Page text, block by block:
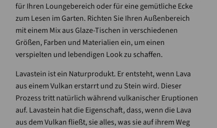
für Ihren Loungebereich oder für eine gemütliche Ecke
zum Lesen im Garten. Richten Sie Ihren Außenbereich
mit einem Mix aus Glaze-Tischen in verschiedenen
Größen, Farben und Materialien ein, um einen
verspielten und lebendigen Look zu schaffen.
Lavastein ist ein Naturprodukt. Er entsteht, wenn Lava
aus einem Vulkan erstarrt und zu Stein wird. Dieser
Prozess tritt natürlich während vulkanischer Eruptionen
auf. Lavastein hat die Eigenschaft, dass, wenn die Lava
aus dem Vulkan fließt, sie alles, was sie auf ihrem Weg